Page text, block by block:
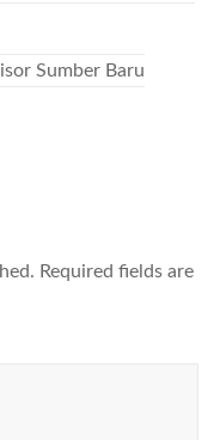
Sumber Baru
Required fields are